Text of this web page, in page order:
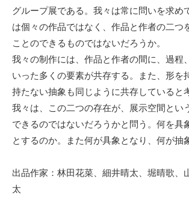
グループ展である。我々は常に問いを求め
は個々の作品ではなく、作品と作者の二つ
ことのできるものではないだろうか。
我々の制作には、作品と作者の間に、過程
いった多くの要素が共存する。また、形を
持たない抽象も同じように共存していると
我々は、この二つの存在が、展示空間とい
できるのではないだろうかと問う。何を具
とするのか。また何が具象となり、何が抽
出品作家：林田花菜、細井晴太、堀晴歌、
太